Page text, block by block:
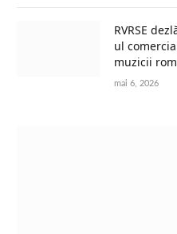
RVRSE
ul
muzicii
mai 6, 2026